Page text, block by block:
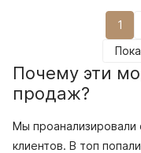
1
Почему эти
продаж?
Мы проанализировали
клиентов. В топ